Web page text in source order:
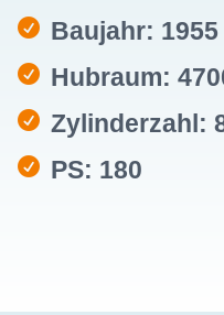
Baujahr: 1955
Hubraum:
Zylinderzahl:
PS: 180